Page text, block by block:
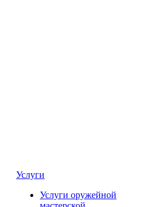
Услуги
Услуги оружейной